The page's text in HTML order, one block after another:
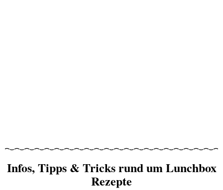
Infos, Tipps & Tricks rund um Lunchbox
Rezepte